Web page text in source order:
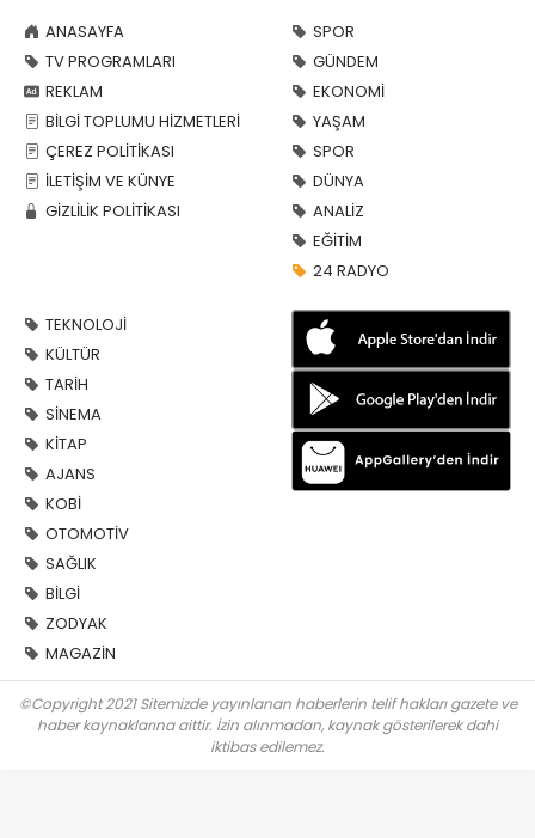
ANASAYFA
TV PROGRAMLARI
REKLAM
BİLGİ TOPLUMU HİZMETLERİ
ÇEREZ POLİTİKASI
İLETİŞİM VE KÜNYE
GİZLİLİK POLİTİKASI
SPOR
GÜNDEM
EKONOMİ
YAŞAM
SPOR
DÜNYA
ANALİZ
EĞİTİM
24 RADYO
TEKNOLOJİ
KÜLTÜR
TARİH
SİNEMA
KİTAP
AJANS
KOBİ
OTOMOTİV
SAĞLIK
BİLGİ
ZODYAK
MAGAZİN
©Copyright 2021 Sitemizde yayınlanan haberlerin telif hakları gazete ve
haber kaynaklarına aittir. İzin alınmadan, kaynak gösterilerek dahi
iktibas edilemez.